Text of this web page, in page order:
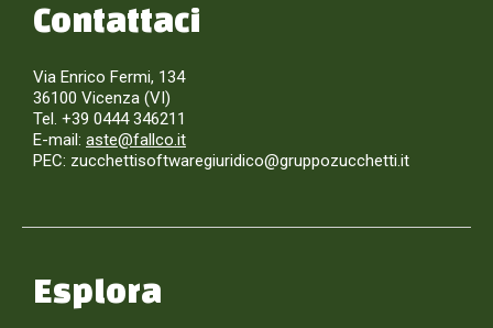
Contattaci
Via Enrico Fermi, 134
36100 Vicenza (VI)
Tel. +39 0444 346211
E-mail: aste@fallco.it
PEC: zucchettisoftwaregiuridico@gruppozucchetti.it
Esplora